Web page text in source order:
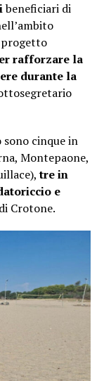
beneficiari di
progetto
rafforzare la
durante la
cinque in
Montepaone,
tre in
e
Crotone.